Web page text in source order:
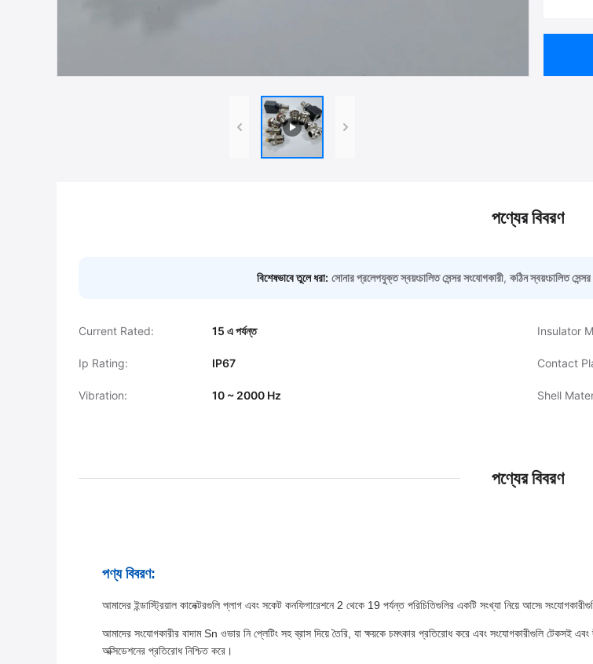
পণ্যের বিবরণ
বিশেষভাবে তুলে ধরা: সোনার প্রলেপযুক্ত স্বয়ংচালিত সেন্সর সংযোগকারী, কঠিন স্বয়ংচালিত
Current Rated: 15 এ পর্যন্ত Insulator
Ip Rating: IP67 Contact
Vibration: 10 ~ 2000 Hz Shell
পণ্যের বিবরণ
পণ্য বিবরণ:
আমাদের ইন্ডাস্ট্রিয়াল কানেক্টরগুলি প্লাগ এবং সকেট কনফিগারেশনে 2 থেকে 19 পর্যন্ত পরিচিতিগুলির একটি সংখ্যা নিয়ে আসে৷
আমাদের সংযোগকারীর বাদাম Sn ওভার নি প্লেটিং সহ ব্রাস দিয়ে তৈরি, যা ক্ষয়কে চমৎকার প্রতিরোধ করে এবং সংযোগকারীগুলি টেকসই এবং
অক্সিডেশনের প্রতিরোধ নিশ্চিত করে।